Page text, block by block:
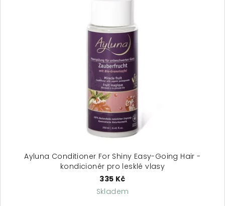
Ayluna Conditioner For Shiny Easy-Going Hair -
kondicionér pro lesklé vlasy
335 Kč
Skladem